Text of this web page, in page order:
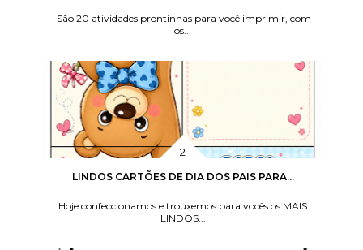
São 20 atividades prontinhas para você imprimir, com
os...
LINDOS CARTÕES DE DIA DOS PAIS PARA...
Hoje confeccionamos e trouxemos para vocês os MAIS
LINDOS...